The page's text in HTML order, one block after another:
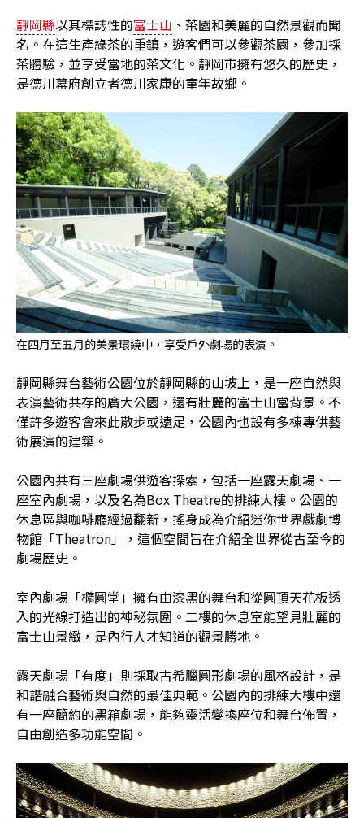
靜岡縣以其標誌性的富士山 、茶園和美麗的自然景觀而聞
名。在這生產綠茶的重鎮，遊客們可以參觀茶園，參加採
茶體驗，並享受當地的茶文化。靜岡市擁有悠久的歷史，
是德川幕府創立者德川家康的童年故鄉。
在四月至五月的美景環繞中，享受戶外劇場的表演。
靜岡縣舞台藝術公園位於靜岡縣的山坡上，是一座自然與
表演藝術共存的廣大公園，還有壯麗的富士山當背景。不
僅許多遊客會來此散步或遠足，公園內也設有多棟專供藝
術展演的建築。
公園內共有三座劇場供遊客探索，包括一座露天劇場、一
座室內劇場，以及名為Box Theatre的排練大樓。公園的
休息區與咖啡廳經過翻新，搖身成為介紹迷你世界戲劇博
物館「Theatron」，這個空間旨在介紹全世界從古至今的
劇場歷史。
室內劇場「橢圓堂」擁有由漆黑的舞台和從圓頂天花板透
入的光線打造出的神秘氛圍。二樓的休息室能望見壯麗的
富士山景緻，是內行人才知道的觀景勝地。
露天劇場「有度」則採取古希臘圓形劇場的風格設計，是
和諧融合藝術與自然的最佳典範。公園內的排練大樓中還
有一座簡約的黑箱劇場，能夠靈活變換座位和舞台佈置，
自由創造多功能空間。